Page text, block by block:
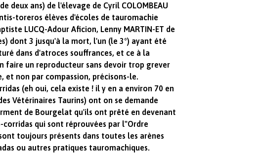
deux ans) de l'élevage de Cyril COLOMBEAU
toreros élèves d'écoles de tauromachie
LUCQ-Adour Aficion, Lenny MARTIN-ET de
dont 3 jusqu'à la mort, l'un (le 3°) ayant été
dans d'atroces souffrances, et ce à la
faire un reproducteur sans devoir trop grever
et non par compassion, précisons-le.
(eh oui, cela existe ! il y en a environ 70 en
Vétérinaires Taurins) ont on se demande
de Bourgelat qu'ils ont prêté en devenant
qui sont réprouvées par l"Ordre
toujours présents dans toutes les arènes
ou autres pratiques tauromachiques.